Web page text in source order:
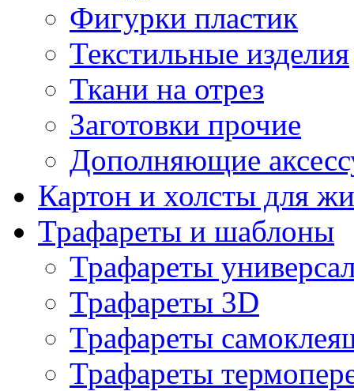
Фигурки пластик
Текстильные изделия
Ткани на отрез
Заготовки прочие
Дополняющие
Картон и холсты для
Трафареты и шаблоны
Трафареты
Трафареты 3D
Трафареты
Трафареты